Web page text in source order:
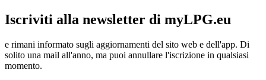
Iscriviti alla newsletter di myLPG.eu
e rimani informato sugli aggiornamenti del sito web e dell'app. Di
solito una mail all'anno, ma puoi annullare l'iscrizione in qualsiasi
momento.